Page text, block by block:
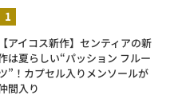
【アイコス新作】センティアの新
は夏らしい“パッション フルー
”！カプセル入りメンソールが
間入り